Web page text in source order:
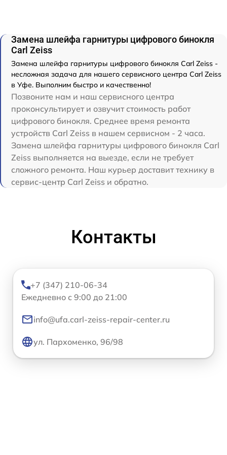
Замена шлейфа гарнитуры цифрового бинокля
Carl Zeiss
Замена шлейфа гарнитуры цифрового бинокля Carl Zeiss -
несложная задача для нашего сервисного центра Carl Zeiss
в Уфе. Выполним быстро и качественно!
Позвоните нам и наш сервисного центра
проконсультирует и озвучит стоимость работ
цифрового бинокля. Среднее время ремонта
устройств Carl Zeiss в нашем сервисном - 2 часа.
Замена шлейфа гарнитуры цифрового бинокля Carl
Zeiss выполняется на выезде, если не требует
сложного ремонта. Наш курьер доставит технику в
сервис-центр Carl Zeiss и обратно.
Контакты
+7 (347) 210-06-34
Ежедневно с 9:00 до 21:00
info@ufa.carl-zeiss-repair-center.ru
ул. Пархоменко, 96/98